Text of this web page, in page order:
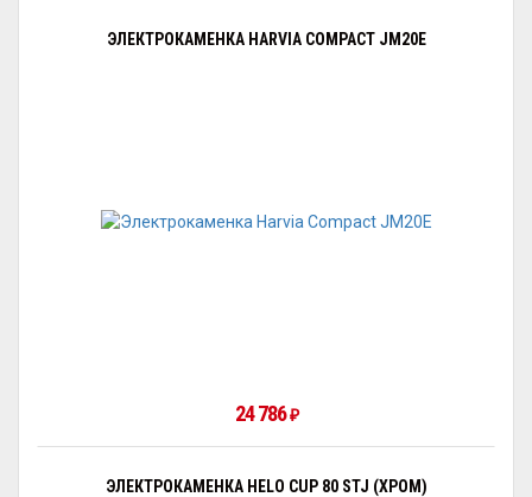
ЭЛЕКТРОКАМЕНКА HARVIA COMPACT JM20Е
24 786 ₽
ЭЛЕКТРОКАМЕНКА HELO CUP 80 STJ (ХРОМ)